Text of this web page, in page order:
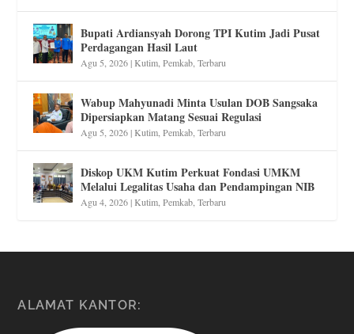
Bupati Ardiansyah Dorong TPI Kutim Jadi Pusat
Perdagangan Hasil Laut
Agu 5, 2026|Kutim ,Pemkab ,Terbaru
Wabup Mahyunadi Minta Usulan DOB Sangsaka
Dipersiapkan Matang Sesuai Regulasi
Agu 5, 2026|Kutim ,Pemkab ,Terbaru
Diskop UKM Kutim Perkuat Fondasi UMKM
Melalui Legalitas Usaha dan Pendampingan NIB
Agu 4, 2026|Kutim ,Pemkab ,Terbaru
ALAMAT KANTOR: